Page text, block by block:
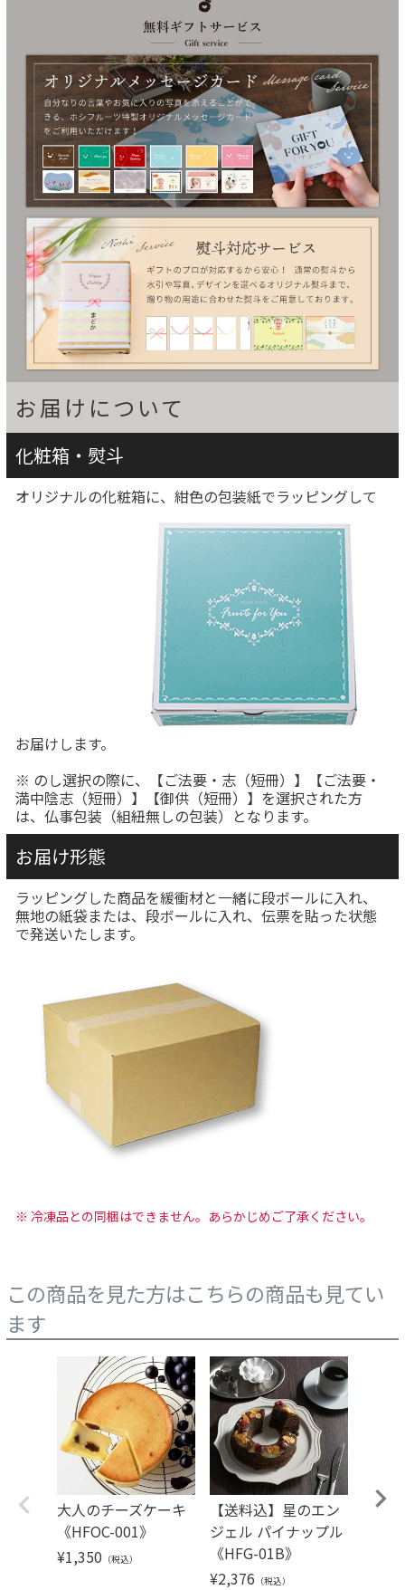
お届けについて
化粧箱・熨斗
オリジナルの化粧箱に、紺色の包装紙でラッピングして
お届けします。
※ のし選択の際に、【ご法要・志（短冊）】【ご法要・
満中陰志（短冊）】【御供（短冊）】を選択された方
は、仏事包装（組紐無しの包装）となります。
お届け形態
ラッピングした商品を緩衝材と一緒に段ボールに入れ、
無地の紙袋または、段ボールに入れ、伝票を貼った状態
で発送いたします。
※ 冷凍品との同梱はできません。あらかじめご了承ください。
この商品を見た方はこちらの商品も見てい
ます
大人のチーズケーキ
《HFOC-001》
¥1,350 （税込）
【送料込】星のエン
ジェル パイナップル
《HFG-01B》
¥2,376 （税込）
【誕